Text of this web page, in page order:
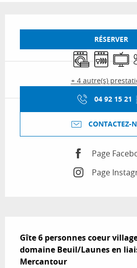
RÉSERVER
Lave linge
Lave
+ 4 autre(s)
04 92 15 21
CONTACTEZ-
Page
Page
Gîte 6 personnes coeur
domaine Beuil/Launes en
Mercantour